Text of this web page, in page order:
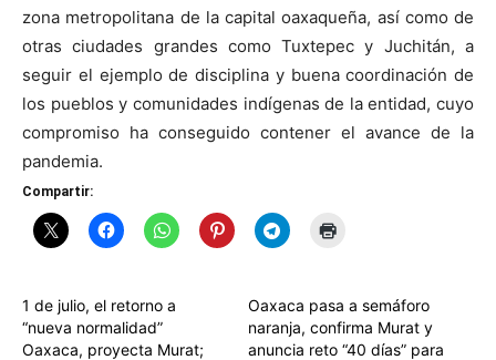
zona metropolitana de la capital oaxaqueña, así como de
otras ciudades grandes como Tuxtepec y Juchitán, a
seguir el ejemplo de disciplina y buena coordinación de
los pueblos y comunidades indígenas de la entidad, cuyo
compromiso ha conseguido contener el avance de la
pandemia.
Compartir:
1 de julio, el retorno a
“nueva normalidad”
Oaxaca, proyecta Murat;
Oaxaca pasa a semáforo
naranja, confirma Murat y
anuncia reto “40 días” para